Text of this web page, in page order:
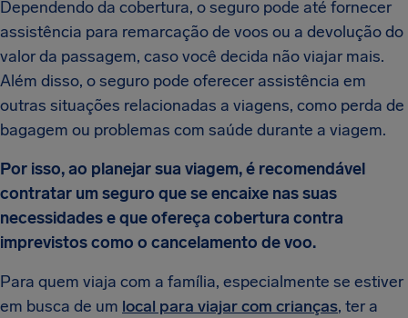
Dependendo da cobertura, o seguro pode até fornecer
assistência para remarcação de voos ou a devolução do
valor da passagem, caso você decida não viajar mais.
Além disso, o seguro pode oferecer assistência em
outras situações relacionadas a viagens, como perda de
bagagem ou problemas com saúde durante a viagem.
Por isso, ao planejar sua viagem, é recomendável
contratar um seguro que se encaixe nas suas
necessidades e que ofereça cobertura contra
imprevistos como o cancelamento de voo.
Para quem viaja com a família, especialmente se estiver
em busca de um local para viajar com crianças, ter a